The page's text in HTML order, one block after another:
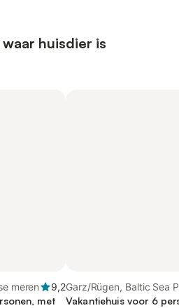
huisdier is
meren
9,2
met
Garz/Rügen, Baltic Sea
Vakantiehuis voor 6